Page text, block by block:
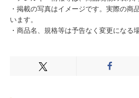
・掲載の写真はイメージです。実際の商
います。
・商品名、規格等は予告なく変更になる
Xでシェアする